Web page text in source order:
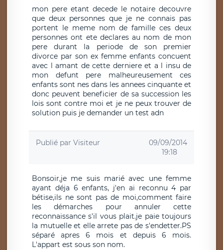
mon pere etant decede le notaire decouvre
que deux personnes que je ne connais pas
portent le meme nom de famille ces deux
personnes ont ete declares au nom de mon
pere durant la periode de son premier
divorce par son ex femme enfants concuent
avec l amant de cette derniere et a l insu de
mon defunt pere malheureusement ces
enfants sont nes dans les annees cinquante et
donc peuvent beneficier de sa succession les
lois sont contre moi et je ne peux trouver de
solution puis je demander un test adn
Publié par Visiteur
09/09/2014
19:18
Bonsoir,je me suis marié avec une femme
ayant déja 6 enfants, j'en ai reconnu 4 par
bétise,ils ne sont pas de moi,comment faire
les démarches pour annuler cette
reconnaissance s'il vous plait.je paie toujours
la mutuelle et elle arrete pas de s'endetter.PS
séparé apres 6 mois et depuis 6 mois.
L'appart est sous son nom.